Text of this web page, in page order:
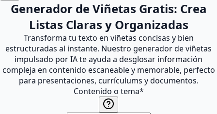
Generador de Viñetas Gratis: Crea
Listas Claras y Organizadas
Transforma tu texto en viñetas concisas y bien
estructuradas al instante. Nuestro generador de viñetas
impulsado por IA te ayuda a desglosar información
compleja en contenido escaneable y memorable, perfecto
para presentaciones, currículums y documentos.
Contenido o tema*